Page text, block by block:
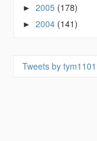
►2005 (178)
►2004 (141)
Tweets by tym1101